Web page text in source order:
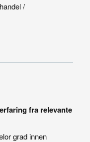
/
fra relevante
grad innen